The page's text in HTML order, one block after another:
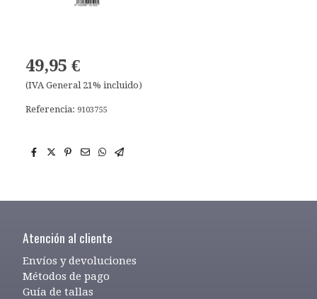
49,95 €
(IVA General 21% incluido)
Referencia: 9103755
Atención al cliente
Envíos y devoluciones
Métodos de pago
Guía de tallas